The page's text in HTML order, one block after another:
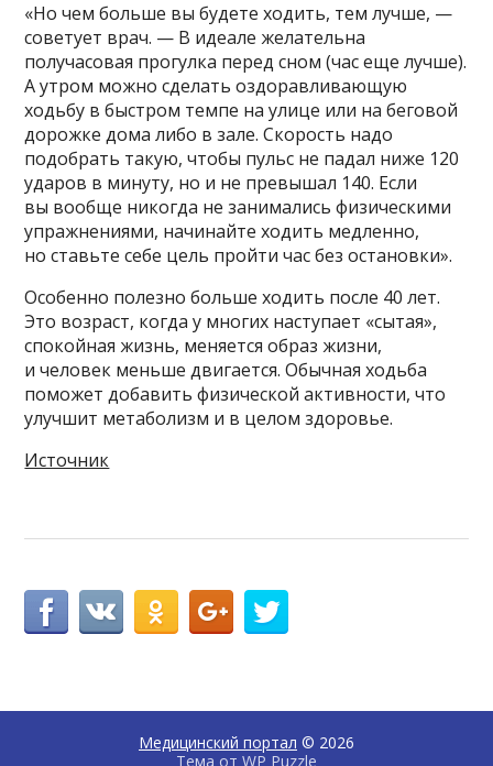
«Но чем больше вы будете ходить, тем лучше, —
советует врач. — В идеале желательна
получасовая прогулка перед сном (час еще лучше).
А утром можно сделать оздоравливающую
ходьбу в быстром темпе на улице или на беговой
дорожке дома либо в зале. Скорость надо
подобрать такую, чтобы пульс не падал ниже 120
ударов в минуту, но и не превышал 140. Если
вы вообще никогда не занимались физическими
упражнениями, начинайте ходить медленно,
но ставьте себе цель пройти час без остановки».
Особенно полезно больше ходить после 40 лет.
Это возраст, когда у многих наступает «сытая»,
спокойная жизнь, меняется образ жизни,
и человек меньше двигается. Обычная ходьба
поможет добавить физической активности, что
улучшит метаболизм и в целом здоровье.
Источник
Медицинский портал © 2026
Тема от WP Puzzle